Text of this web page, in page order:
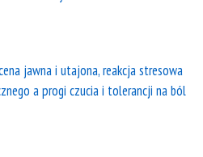
jawna i utajona, reakcja stresowa
a progi czucia i tolerancji na ból